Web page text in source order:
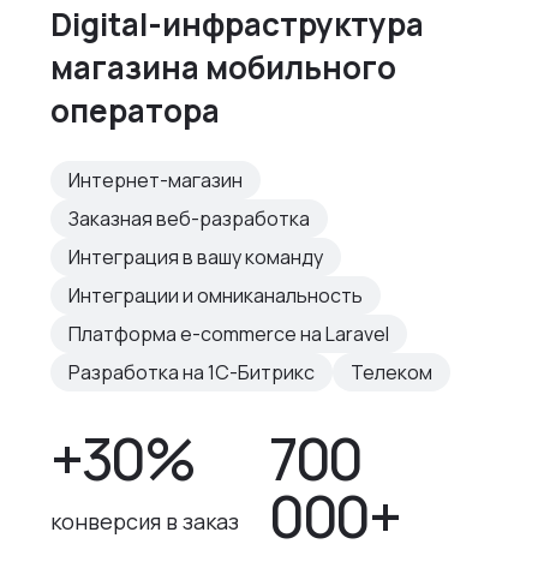
Digital-инфраструктура
магазина мобильного
оператора
Интернет-магазин
Заказная веб-разработка
Интеграция в вашу команду
Интеграции и омниканальность
Платформа e-commerce на Laravel
Разработка на 1С-Битрикс
Телеком
+30%
конверсия в заказ
700
000+